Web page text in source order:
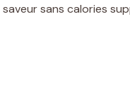
sans calories